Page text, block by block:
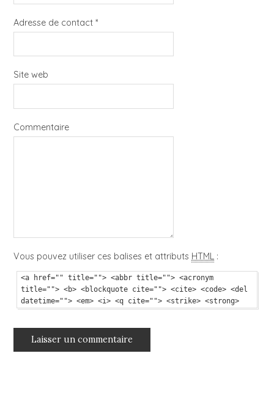
Adresse de contact*
Site web
Commentaire
Vous pouvez utiliser ces balises et attributs HTML :
<a href="" title=""> <abbr title=""> <acronym
title=""> <b> <blockquote cite=""> <cite> <code> <del
datetime=""> <em> <i> <q cite=""> <strike> <strong>